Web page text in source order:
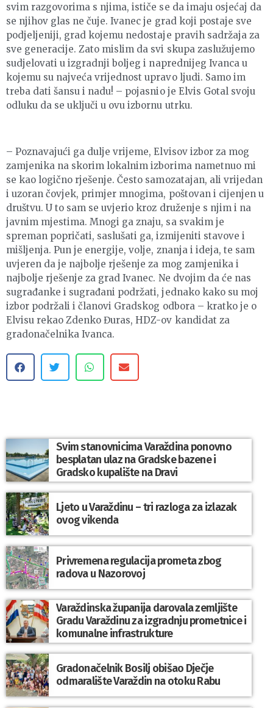
svim razgovorima s njima, ističe se da imaju osjećaj da
se njihov glas ne čuje. Ivanec je grad koji postaje sve
podjeljeniji, grad kojemu nedostaje pravih sadržaja za
sve generacije. Zato mislim da svi skupa zaslužujemo
sudjelovati u izgradnji boljeg i naprednijeg Ivanca u
kojemu su najveća vrijednost upravo ljudi. Samo im
treba dati šansu i nadu! – pojasnio je Elvis Gotal svoju
odluku da se uključi u ovu izbornu utrku.
– Poznavajući ga dulje vrijeme, Elvisov izbor za mog
zamjenika na skorim lokalnim izborima nametnuo mi
se kao logično rješenje. Često samozatajan, ali vrijedan
i uzoran čovjek, primjer mnogima, poštovan i cijenjen u
društvu. U to sam se uvjerio kroz druženje s njim i na
javnim mjestima. Mnogi ga znaju, sa svakim je
spreman popričati, saslušati ga, izmijeniti stavove i
mišljenja. Pun je energije, volje, znanja i ideja, te sam
uvjeren da je najbolje rješenje za mog zamjenika i
najbolje rješenje za grad Ivanec. Ne dvojim da će nas
sugrađanke i sugrađani podržati, jednako kako su moj
izbor podržali i članovi Gradskog odbora – kratko je o
Elvisu rekao Zdenko Đuras, HDZ-ov kandidat za
gradonačelnika Ivanca.
Svim stanovnicima Varaždina ponovno
besplatan ulaz na Gradske bazene i
Gradsko kupalište na Dravi
Ljeto u Varaždinu – tri razloga za izlazak
ovog vikenda
Privremena regulacija prometa zbog
radova u Nazorovoj
Varaždinska županija darovala zemljište
Gradu Varaždinu za izgradnju prometnice i
komunalne infrastrukture
Gradonačelnik Bosilj obišao Dječje
odmaralište Varaždin na otoku Rabu